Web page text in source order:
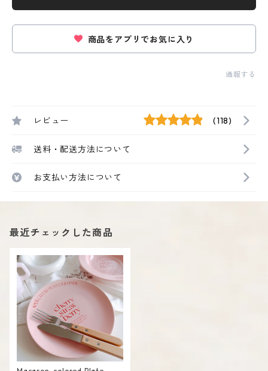
商品をアプリでお気に入り
通報する
レビュー (118)
送料・配送方法について
お支払い方法について
最近チェックした商品